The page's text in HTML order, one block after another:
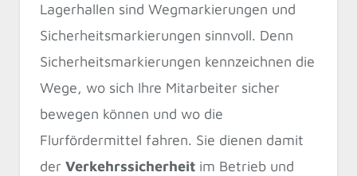
Lagerhallen sind Wegmarkierungen und
Sicherheitsmarkierungen sinnvoll. Denn
Sicherheitsmarkierungen kennzeichnen die
Wege, wo sich Ihre Mitarbeiter sicher
bewegen können und wo die
Flurfördermittel fahren. Sie dienen damit
der Verkehrssicherheit im Betrieb und